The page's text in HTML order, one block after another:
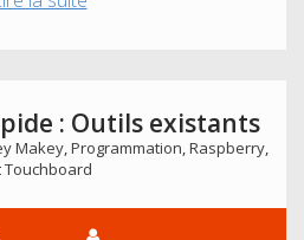
:
le
bruit
couleurs
: Outils existants
Makey,Programmation,Raspberry,
Touchboard